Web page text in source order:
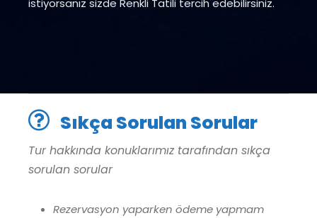
istiyorsanız sizde Renkli Tatili tercih edebilirsiniz.
Sıkça Sorulan Sorular
Tur hakkında konuklarımız tarafından sıkça
sorulan sorular
Rezervasyon yaparken ödeme yapmam